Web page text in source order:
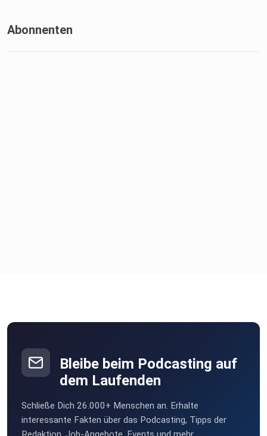
Abonnenten
Bleibe beim Podcasting auf
dem Laufenden
Schließe Dich 26.000+ Menschen an. Erhalte
interessante Fakten über das Podcasting, Tipps der